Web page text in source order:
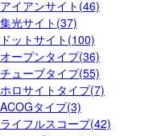
アイアンサイト(46)
集光サイト(37)
ドットサイト(100)
オープンタイプ(36)
チューブタイプ(55)
ホロサイトタイプ(7)
ACOGタイプ(3)
ライフルスコープ(42)